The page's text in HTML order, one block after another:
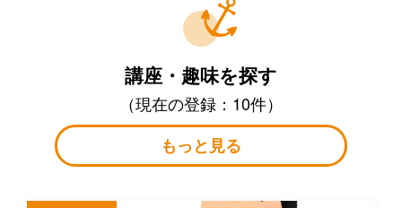
講座・趣味を探す
（現在の登録：10件）
もっと見る